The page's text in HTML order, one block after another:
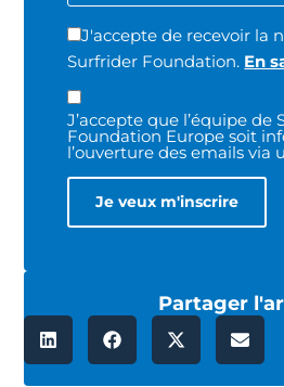
J'accepte de recevoir la
Surfrider Foundation. En
J’accepte que l’équipe de
Foundation Europe soit
l’ouverture des emails via
Partager